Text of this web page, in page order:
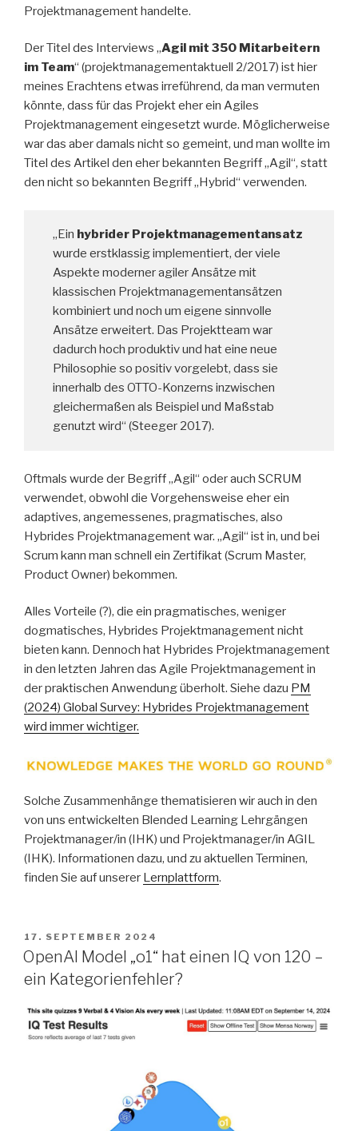
Projektmanagement handelte.
Der Titel des Interviews „Agil mit 350 Mitarbeitern
im Team“ (projektmanagementaktuell 2/2017) ist hier
meines Erachtens etwas irreführend, da man vermuten
könnte, dass für das Projekt eher ein Agiles
Projektmanagement eingesetzt wurde. Möglicherweise
war das aber damals nicht so gemeint, und man wollte im
Titel des Artikel den eher bekannten Begriff „Agil“, statt
den nicht so bekannten Begriff „Hybrid“ verwenden.
„Ein hybrider Projektmanagementansatz
wurde erstklassig implementiert, der viele
Aspekte moderner agiler Ansätze mit
klassischen Projektmanagementansätzen
kombiniert und noch um eigene sinnvolle
Ansätze erweitert. Das Projektteam war
dadurch hoch produktiv und hat eine neue
Philosophie so positiv vorgelebt, dass sie
innerhalb des OTTO-Konzerns inzwischen
gleichermaßen als Beispiel und Maßstab
genutzt wird“ (Steeger 2017).
Oftmals wurde der Begriff „Agil“ oder auch SCRUM
verwendet, obwohl die Vorgehensweise eher ein
adaptives, angemessenes, pragmatisches, also
Hybrides Projektmanagement war. „Agil“ ist in, und bei
Scrum kann man schnell ein Zertifikat (Scrum Master,
Product Owner) bekommen.
Alles Vorteile (?), die ein pragmatisches, weniger
dogmatisches, Hybrides Projektmanagement nicht
bieten kann. Dennoch hat Hybrides Projektmanagement
in den letzten Jahren das Agile Projektmanagement in
der praktischen Anwendung überholt. Siehe dazu PM
(2024) Global Survey: Hybrides Projektmanagement
wird immer wichtiger.
Solche Zusammenhänge thematisieren wir auch in den
von uns entwickelten Blended Learning Lehrgängen
Projektmanager/in (IHK) und Projektmanager/in AGIL
(IHK). Informationen dazu, und zu aktuellen Terminen,
finden Sie auf unserer Lernplattform.
VERÖFFENTLICHT
AM
17. SEPTEMBER 2024
OpenAI Model „o1“ hat einen IQ von 120 –
ein Kategorienfehler?